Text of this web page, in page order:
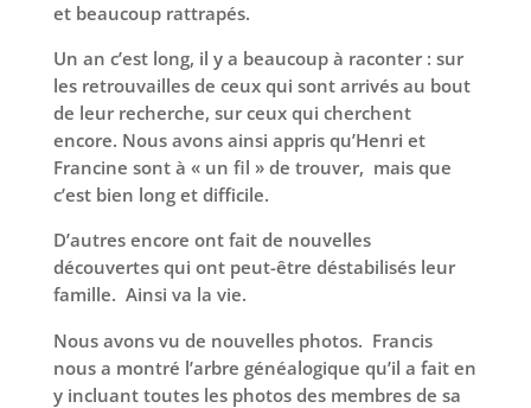
et beaucoup rattrapés.
Un an c’est long, il y a beaucoup à raconter : sur
les retrouvailles de ceux qui sont arrivés au bout
de leur recherche, sur ceux qui cherchent
encore. Nous avons ainsi appris qu’Henri et
Francine sont à « un fil » de trouver, mais que
c’est bien long et difficile.
D’autres encore ont fait de nouvelles
découvertes qui ont peut-être déstabilisés leur
famille. Ainsi va la vie.
Nous avons vu de nouvelles photos. Francis
nous a montré l’arbre généalogique qu’il a fait en
y incluant toutes les photos des membres de sa